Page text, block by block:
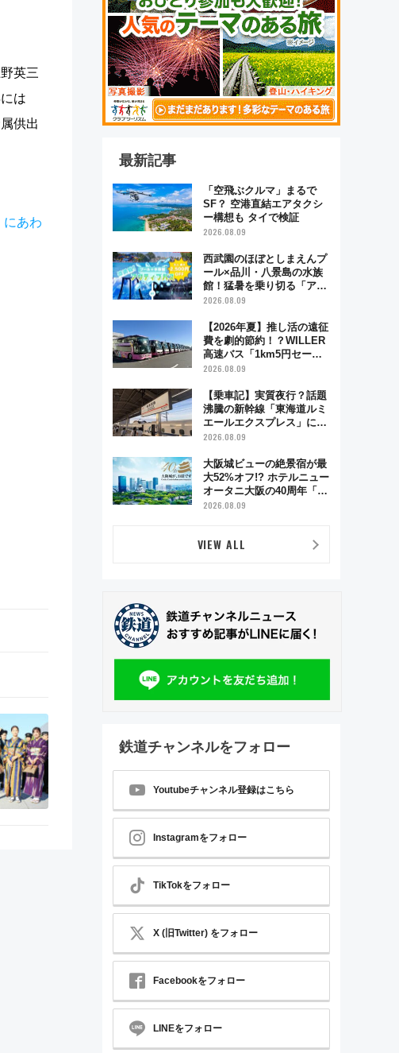
英三
は
供出
にあわ
最新記事
「空飛ぶクルマ」まるで
SF？ 空港直結エアタクシ
ー構想も タイで検証
2026.08.09
西武園のほぼとしまえんプ
ール×品川・八景島の水族
館！猛暑を乗り切る「アク
ティブパス」で夏休みをお
2026.08.09
【2026年夏】推し活の遠征
費を劇的節約！？WILLER
高速バス「1km5円セー
ル」やワンコイン温泉の最
路線まとめ
2026.08.09
【乗車記】実質夜行？話題
沸騰の新幹線「東海道ルミ
エールエクスプレス」に乗
車してみた 東京22時発、
見どころは岐阜羽島の素晴
らし過ぎる朝
2026.08.09
大阪城ビューの絶景宿が最
大52%オフ!? ホテルニュー
オータニ大阪の40周年「夏
のタイムセール」で秋の関
2026.08.09
VIEW ALL
鉄道チャンネルをフォロー
Youtubeチャンネル登録はこちら
Instagramをフォロー
TikTokをフォロー
X (旧Twitter) をフォロー
Facebookをフォロー
LINEをフォロー